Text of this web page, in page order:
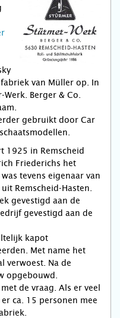
van Müller op. In
Berger & Co.
gebruikt door Car
1925 in Remscheid
Friederichs het
tevens eigenaar van
Rem­scheid-Hasten.
gevestigd aan de
geves­tigd aan de
kapot
Met name het
verwoest. Na de
opgebouwd.
de vraag. Als er veel
ca. 15 personen mee